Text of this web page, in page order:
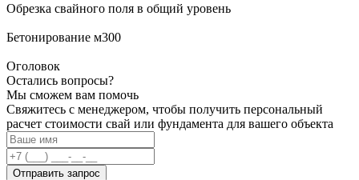
Обрезка свайного поля в общий уровень
Бетонирование м300
Оголовок
Остались вопросы?
Мы сможем вам помочь
Свяжитесь с менеджером, чтобы получить персональный
расчет стоимости свай или фундамента для вашего объекта
Отправить запрос